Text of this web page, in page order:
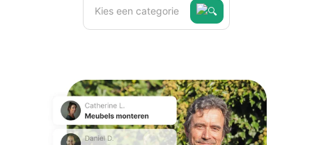
Kies een categorie